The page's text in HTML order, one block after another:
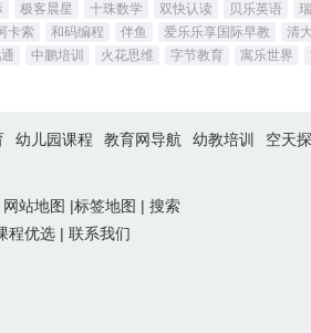
极客晨星 十珠数学 双快认读 贝乐英语
卡索 和码编程 伴鱼 爱乐乐享国际早教 清
中鹏培训 火花思维 字节教育 寓乐世界
幼儿园课程 教育网导航 幼教培训 空天
网站地图 |标签地图 | 搜索
程优选 | 联系我们